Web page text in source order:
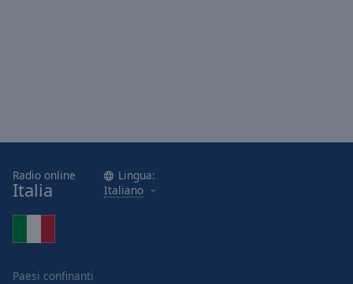
Radio online
Italia
Lingua:
Italiano
Paesi confinanti